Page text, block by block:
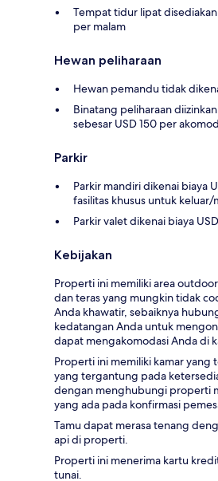
Tempat tidur lipat
per malam
Hewan peliharaan
Hewan pemandu tidak
Binatang peliharaan
sebesar USD 150 per
Parkir
Parkir mandiri dikenai biaya
fasilitas khusus untuk keluar/
Parkir valet dikenai biaya
Kebijakan
Properti ini memiliki area
dan teras yang mungkin tidak
Anda khawatir, sebaiknya
kedatangan Anda untuk
dapat mengakomodasi Anda di
Properti ini memiliki kamar
yang tergantung pada
dengan menghubungi properti
yang ada pada konfirmasi
Tamu dapat merasa tenang
api di properti.
Properti ini menerima kartu
tunai.